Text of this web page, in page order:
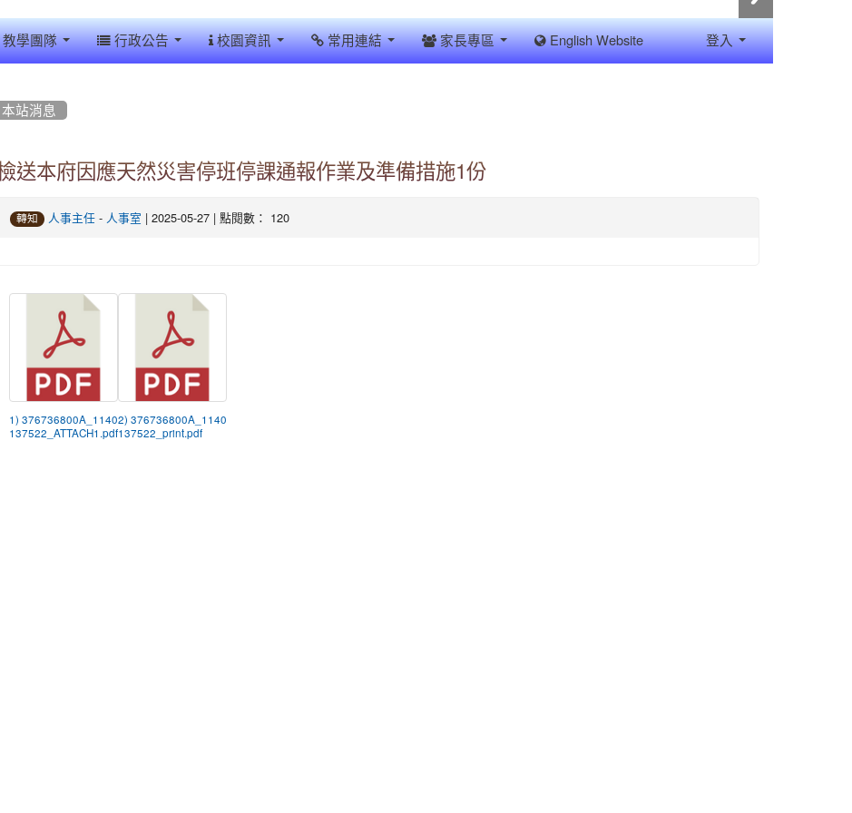
教學團隊 行政公告 校園資訊 常用連結 家長專區 English Website 登入
本站消息
送本府因應天然災害停班停課通報作業及準備措施1份
轉知 人事主任- 人事室 | 2025-05-27 | 點閱數： 120
1) 376736800A_1140
137522_ATTACH1.pdf
2) 376736800A_1140
137522_print.pdf